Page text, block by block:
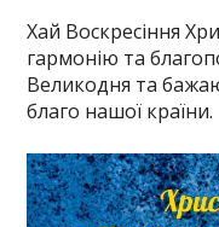
Хай Воскресіння
гармонію та
Великодня та бажаю
благо нашої країни.